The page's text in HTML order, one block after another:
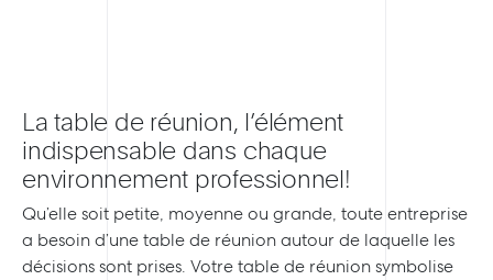
La table de réunion, l’élément
indispensable dans chaque
environnement professionnel!
Qu’elle soit petite, moyenne ou grande, toute entreprise
a besoin d’une table de réunion autour de laquelle les
décisions sont prises. Votre table de réunion symbolise